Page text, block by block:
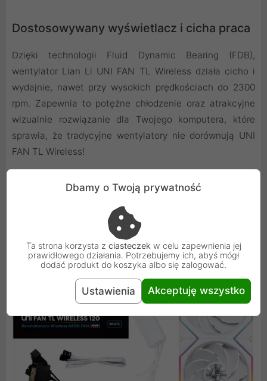
Dostosowywany wyświetlacz i cicha praca
Dzięki technologii Fluid Dynamic Bearing (FDB),
wentylator Lian Li UNI FAN TL Wireless działa cicho i
wydajnie, nawet przy wysokich prędkościach do 2300
rpm. Zapewnia to potężne chłodzenie oraz atrakcyjne
wizualnie rozwiązanie dla Twojego komputera, które
sprawia, że tradycyjne wentylatory nie dorównują UNI
FAN TL Wireless!
Dbamy o Twoją prywatność
Ta strona korzysta z ciasteczek w celu zapewnienia jej
prawidłowego działania. Potrzebujemy ich, abyś mógł
dodać produkt do koszyka albo się zalogować.
Ustawienia Akceptuję wszystko